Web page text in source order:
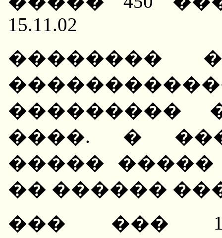
15.11.02
��������
���������
����. �
�����
�� ������
��� ���